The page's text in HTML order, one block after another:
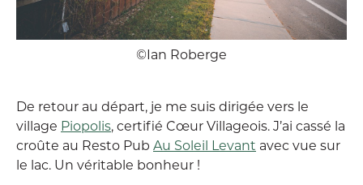
©Ian Roberge
De retour au départ, je me suis dirigée vers le
village Piopolis, certifié Cœur Villageois. J’ai cassé la
croûte au Resto Pub Au Soleil Levant avec vue sur
le lac. Un véritable bonheur !